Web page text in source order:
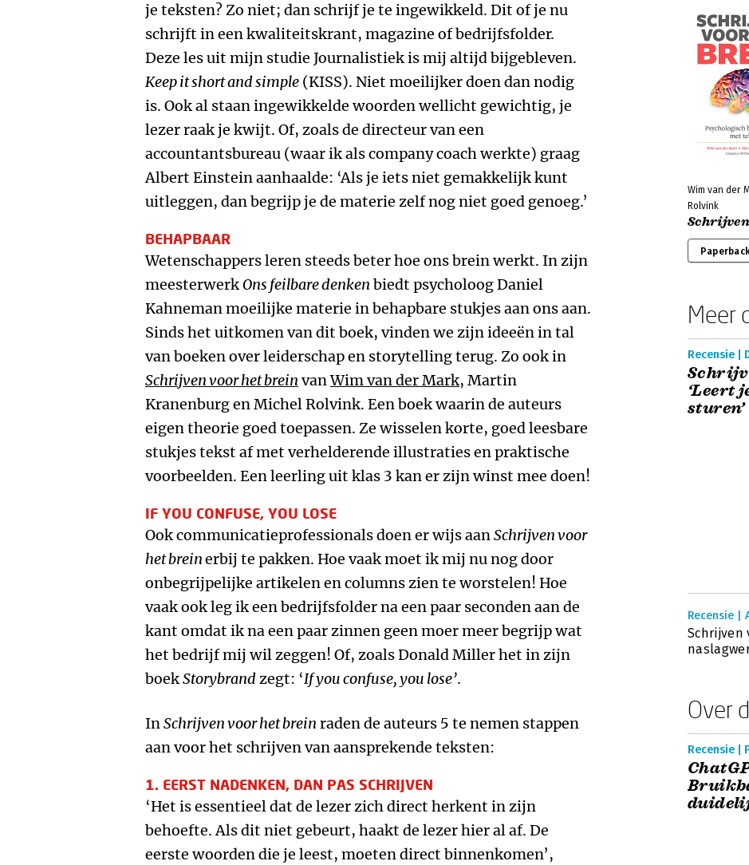
je teksten? Zo niet; dan schrijf je te ingewikkeld. Dit of je nu
schrijft in een kwaliteitskrant, magazine of bedrijfsfolder.
Deze les uit mijn studie Journalistiek is mij altijd bijgebleven.
Keep it short and simple (KISS). Niet moeilijker doen dan nodig
is. Ook al staan ingewikkelde woorden wellicht gewichtig, je
lezer raak je kwijt. Of, zoals de directeur van een
accountantsbureau (waar ik als company coach werkte) graag
Albert Einstein aanhaalde: ‘Als je iets niet gemakkelijk kunt
uitleggen, dan begrijp je de materie zelf nog niet goed genoeg.’
BEHAPBAAR
Wetenschappers leren steeds beter hoe ons brein werkt. In zijn
meesterwerkOns feilbare denken biedt psycholoog Daniel
Kahneman moeilijke materie in behapbare stukjes aan ons aan.
Sinds het uitkomen van dit boek, vinden we zijn ideeën in tal
van boeken over leiderschap en storytelling terug. Zo ook in
Schrijven voor het brein vanWim van der Mark, Martin
Kranenburg en Michel Rolvink. Een boek waarin de auteurs
eigen theorie goed toepassen. Ze wisselen korte, goed leesbare
stukjes tekst af met verhelderende illustraties en praktische
voorbeelden. Een leerling uit klas 3 kan er zijn winst mee doen!
IF YOU CONFUSE, YOU LOSE
Ook communicatieprofessionals doen er wijs aanSchrijven voor
het breinerbij te pakken. Hoe vaak moet ik mij nu nog door
onbegrijpelijke artikelen en columns zien te worstelen! Hoe
vaak ook leg ik een bedrijfsfolder na een paar seconden aan de
kant omdat ik na een paar zinnen geen moer meer begrijp wat
het bedrijf mij wil zeggen! Of, zoals Donald Miller het in zijn
boekStorybrandzegt: ‘If you confuse, you lose’.
InSchrijven voor het brein raden de auteurs 5 te nemen stappen
aan voor het schrijven van aansprekende teksten:
1. EERST NADENKEN, DAN PAS SCHRIJVEN
‘Het is essentieel dat de lezer zich direct herkent in zijn
behoefte. Als dit niet gebeurt, haakt de lezer hier al af. De
eerste woorden die je leest, moeten direct binnenkomen’,
Wim van der
Rolvink
Meer
Recensie |
‘Leert
sturen’
Recensie |
Schrijven
Over
Recensie |